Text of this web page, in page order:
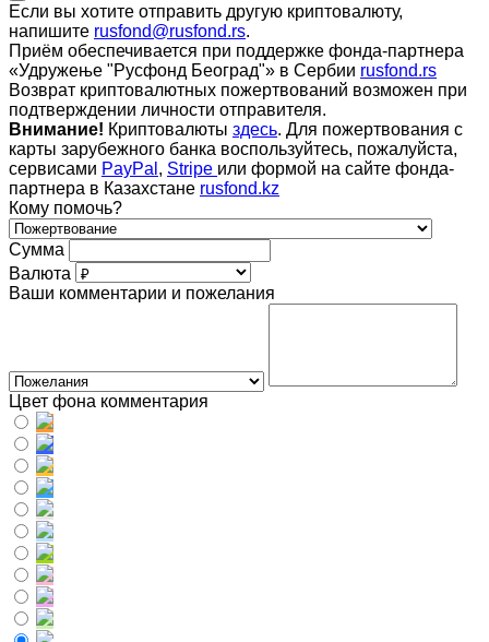
Если вы хотите отправить другую криптовалюту,
напишите rusfond@rusfond.rs.
Приём обеспечивается при поддержке фонда-партнера
«Удружење "Русфонд Београд"» в Сербии rusfond.rs
Возврат криптовалютных пожертвований возможен при
подтверждении личности отправителя.
Внимание! Криптовалюты здесь. Для пожертвования с
карты зарубежного банка воспользуйтесь, пожалуйста,
сервисами PayPal , Stripe или формой на сайте фонда-
партнера в Казахстане rusfond.kz
Кому помочь?
Сумма
Валюта
Ваши комментарии и пожелания
Цвет фона комментария